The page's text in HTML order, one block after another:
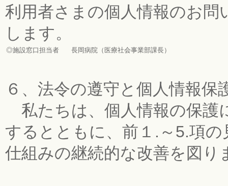
利用者さまの個人情報のお
します。
◎施設窓口担当者 長岡病院（医療社会事業部課長）
６、法令の遵守と個人情報保
私たちは、個人情報の保護
するとともに、前１.～5.項
仕組みの継続的な改善を図り